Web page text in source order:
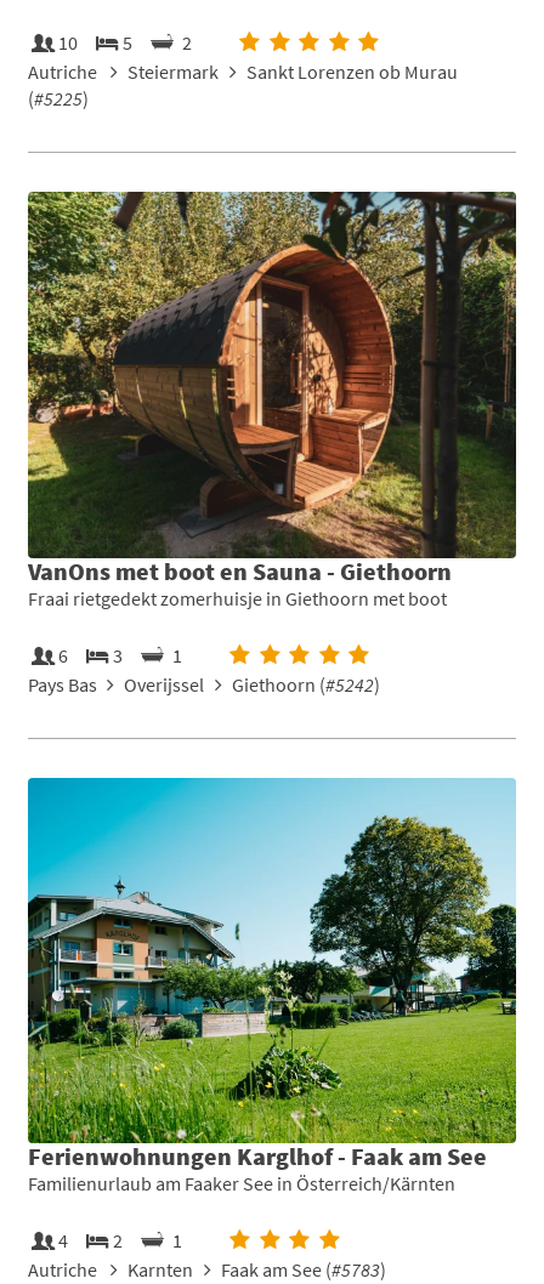
10 5
2
Autriche
Steiermark
Sankt Lorenzen ob Murau
(#5225)
VanOns met boot en Sauna - Giethoorn
Fraai rietgedekt zomerhuisje in Giethoorn met boot
6 3
1
Pays Bas
Overijssel Giethoorn (#5242)
Ferienwohnungen Karglhof - Faak am See
Familienurlaub am Faaker See in Österreich/Kärnten
4 2
1
Autriche
Karnten Faak am See (#5783)